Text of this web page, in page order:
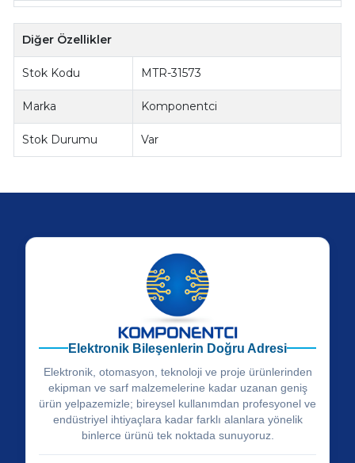
Diğer Özellikler
Stok Kodu MTR-31573
Marka Komponentci
Stok Durumu Var
Elektronik Bileşenlerin Doğru Adresi
Elektronik, otomasyon, teknoloji ve proje ürünlerinden
ekipman ve sarf malzemelerine kadar uzanan geniş
ürün yelpazemizle; bireysel kullanımdan profesyonel ve
endüstriyel ihtiyaçlara kadar farklı alanlara yönelik
binlerce ürünü tek noktada sunuyoruz.